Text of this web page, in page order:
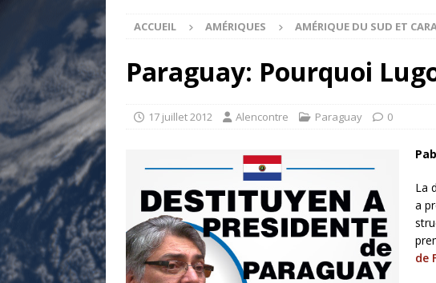
[ 18 juillet 2026 ]
Israël-Palestine. «Accentuation
avant les élections du 27 octobre»
ISRAËL
[ 17 juillet 2026 ]
«Le discours de Trump sur la
goût… et une menace»
ETATS-UNIS
[ 14 juin 2020 ] Brésil. Les vies noires comptent:
* LA UNE
ACCUEIL AMÉRIQUES AMÉRIQUE DU SUD ET
Paraguay: Pourquoi
17 juillet 2012 Alencontre Paraguay 0
La
a
de